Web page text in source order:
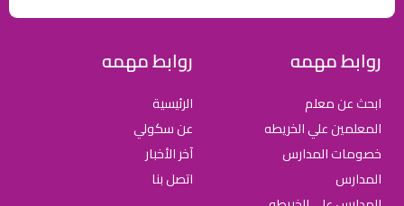
روابط مهمه
ابحث عن معلم
المعلمين علي الخريطه
خصومات المدارس
المدارس
روابط مهمه
الرئيسية
عن سكولي
آخر الأخبار
اتصل بنا